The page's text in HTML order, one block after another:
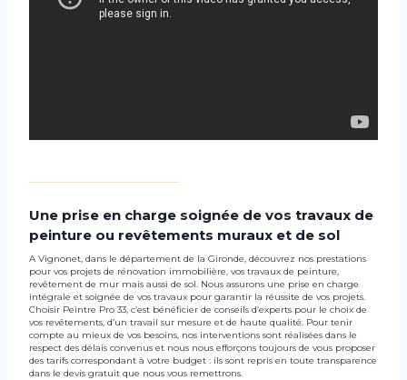
Une prise en charge soignée de vos travaux de
peinture ou revêtements muraux et de sol
A Vignonet, dans le département de la Gironde, découvrez nos prestations
pour vos projets de rénovation immobilière, vos travaux de peinture,
revêtement de mur mais aussi de sol. Nous assurons une prise en charge
intégrale et soignée de vos travaux pour garantir la réussite de vos projets.
Choisir Peintre Pro 33, c’est bénéficier de conseils d’experts pour le choix de
vos revêtements, d’un travail sur mesure et de haute qualité. Pour tenir
compte au mieux de vos besoins, nos interventions sont réalisées dans le
respect des délais convenus et nous nous efforçons toujours de vous proposer
des tarifs correspondant à votre budget : ils sont repris en toute transparence
dans le devis gratuit que nous vous remettrons.